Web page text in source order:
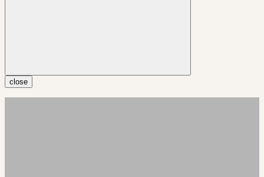
close